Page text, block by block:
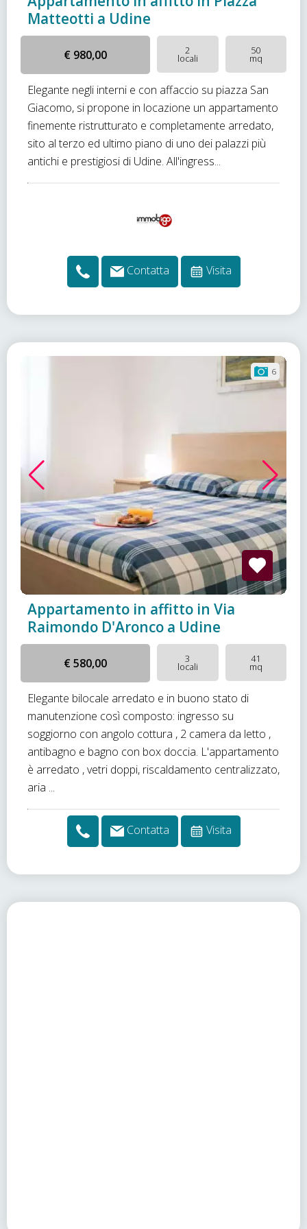
Matteotti a Udine
€ 980,00 2
locali
50
mq
Elegante negli interni e con affaccio su piazza San
Giacomo, si propone in locazione un appartamento
finemente ristrutturato e completamente arredato,
sito al terzo ed ultimo piano di uno dei palazzi più
antichi e prestigiosi di Udine. All'ingress...
Contatta Visita
6
Appartamento in affitto in Via
Raimondo D'Aronco a Udine
€ 580,00 3
locali
41
mq
Elegante bilocale arredato e in buono stato di
manutenzione così composto: ingresso su
soggiorno con angolo cottura , 2 camera da letto ,
antibagno e bagno con box doccia. L'appartamento
è arredato , vetri doppi, riscaldamento centralizzato,
aria ...
Contatta Visita